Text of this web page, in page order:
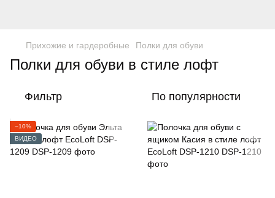
Прихожие и гардеробные Полки для обуви
Полки для обуви в стиле лофт
Фильтр По популярности
−10%
ВИДЕО